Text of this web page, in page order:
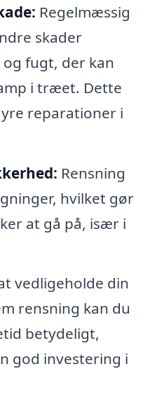
Regelmæssig
skader
fugt, der kan
i træet. Dette
reparationer i
Rensning
hvilket gør
at gå på, især i
vedligeholde din
rensning kan du
betydeligt,
god investering i